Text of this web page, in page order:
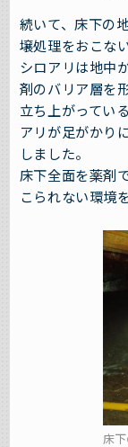
続いて、床下の
壌処理をおこな
シロアリは地中
剤のバリア層を
立ち上がってい
アリが足がかり
しました。
床下全面を薬剤
こられない環境
床